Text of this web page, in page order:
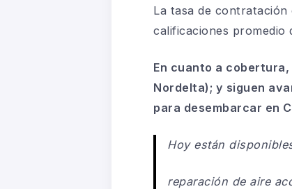
La tasa de
calificaciones promedio
En cuanto a
Nordelta); y siguen
para desembarcar en
Hoy están
reparación de aire